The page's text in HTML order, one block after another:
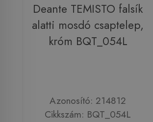
Deante TEMISTO falsík
alatti mosdó csaptelep,
króm BQT_054L
Azonosító: 214812
Cikkszám: BQT_054L